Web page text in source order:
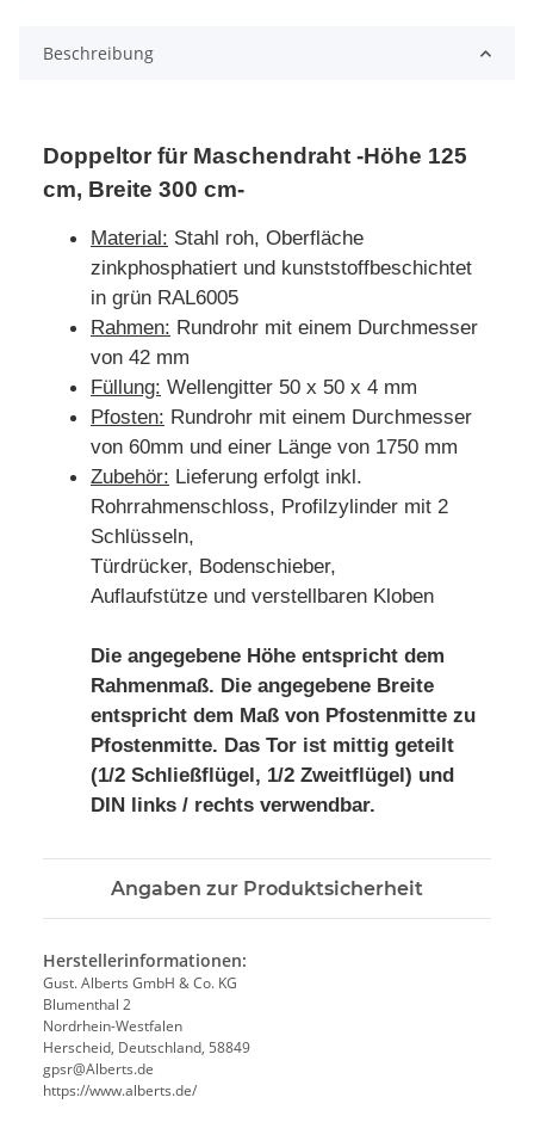
Beschreibung
Doppeltor für Maschendraht -Höhe 125
cm, Breite 300 cm-
Material: Stahl roh, Oberfläche
zinkphosphatiert und kunststoffbeschichtet
in grün RAL6005
Rahmen: Rundrohr mit einem Durchmesser
von 42 mm
Füllung: Wellengitter 50 x 50 x 4 mm
Pfosten: Rundrohr mit einem Durchmesser
von 60mm und einer Länge von 1750 mm
Zubehör: Lieferung erfolgt inkl.
Rohrrahmenschloss, Profilzylinder mit 2
Schlüsseln,
Türdrücker, Bodenschieber,
Auflaufstütze und verstellbaren Kloben
Die angegebene Höhe entspricht dem
Rahmenmaß. Die angegebene Breite
entspricht dem Maß von Pfostenmitte zu
Pfostenmitte. Das Tor ist mittig geteilt
(1/2 Schließflügel, 1/2 Zweitflügel) und
DIN links / rechts verwendbar.
Angaben zur Produktsicherheit
Herstellerinformationen:
Gust. Alberts GmbH & Co. KG
Blumenthal 2
Nordrhein-Westfalen
Herscheid, Deutschland, 58849
gpsr@Alberts.de
https://www.alberts.de/